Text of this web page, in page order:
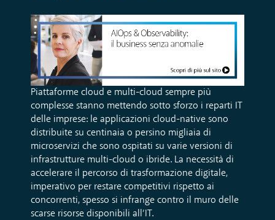
Piattaforme cloud e multi-cloud sempre più
complesse stanno mettendo sotto sforzo i reparti IT
delle imprese: le applicazioni cloud-native sono
distribuite su centinaia o persino migliaia di
microservizi che sono ospitati su varie versioni di
infrastrutture multi-cloud o ibride. La necessità di
accelerare il percorso di trasformazione digitale,
imperativo per restare competitivi rispetto ai
concorrenti, spesso si infrange contro il muro delle
scarse risorse disponibili all’IT.